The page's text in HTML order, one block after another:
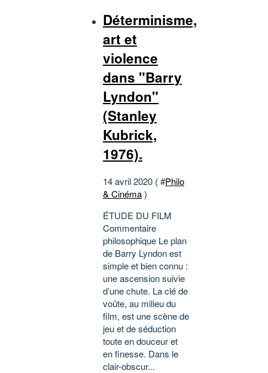
Déterminisme,
art et
violence
dans "Barry
Lyndon"
(Stanley
Kubrick,
1976).
14 avril 2020 ( #Philo
& Cinéma)
ÉTUDE DU FILM
Commentaire
philosophique Le plan
de Barry Lyndon est
simple et bien connu :
une ascension suivie
d’une chute. La clé de
voûte, au milieu du
film, est une scène de
jeu et de séduction
toute en douceur et
en finesse. Dans le
clair-obscur...